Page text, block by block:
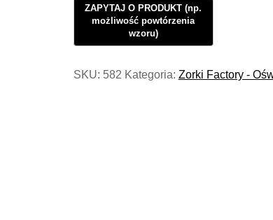
Move
Loft
Vol2
SKU: 582 Kategoria: Zorki Factory -